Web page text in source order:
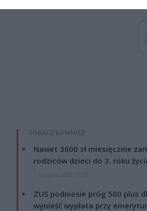
ZOBACZ RÓWNIEŻ:
Nawet 3600 zł miesięcznie
rodziców dzieci do 3. roku
ZUS podniesie próg 500 plus
wynieść wypłata przy